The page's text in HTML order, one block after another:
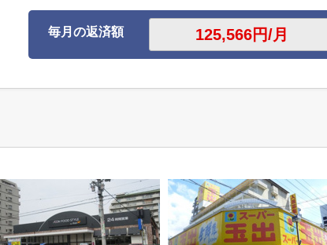
毎月の返済額